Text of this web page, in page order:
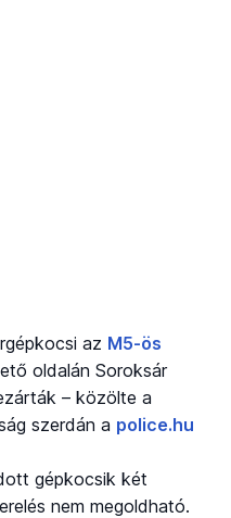
az M5-ös
oldalán Soroksár
– közölte a
szerdán a police.hu
gépkocsik két
nem megoldható.